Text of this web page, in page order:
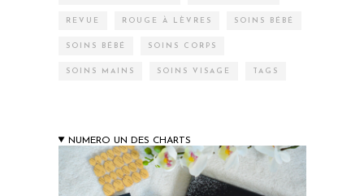
REVUE ROUGE À LÈVRES SOINS BÉBÉ
SOINS BÉBÉ SOINS CORPS
SOINS MAINS SOINS VISAGE TAGS
NUMERO UN DES CHARTS